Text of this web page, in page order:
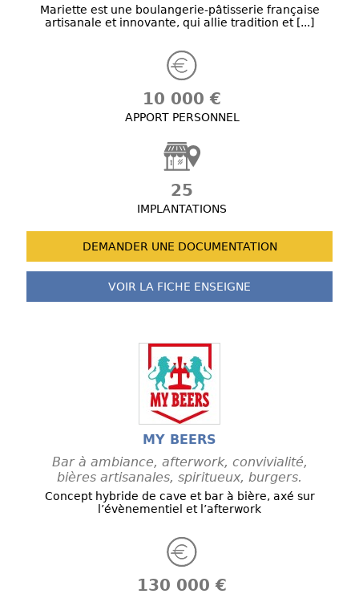
Mariette est une boulangerie-pâtisserie française
artisanale et innovante, qui allie tradition et [...]
10 000 €
APPORT PERSONNEL
25
IMPLANTATIONS
DEMANDER UNE DOCUMENTATION
VOIR LA FICHE ENSEIGNE
MY BEERS
Bar à ambiance, afterwork, convivialité,
bières artisanales, spiritueux, burgers.
Concept hybride de cave et bar à bière, axé sur
l’évènementiel et l’afterwork
130 000 €